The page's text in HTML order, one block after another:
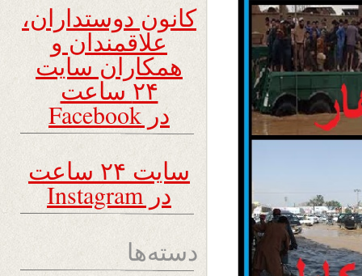
کانون دوستداران،
علاقمندان و
همکاران سایت
۲۴ ساعت
در Facebook
سایت ۲۴ ساعت
در Instagram
دسته‌ها